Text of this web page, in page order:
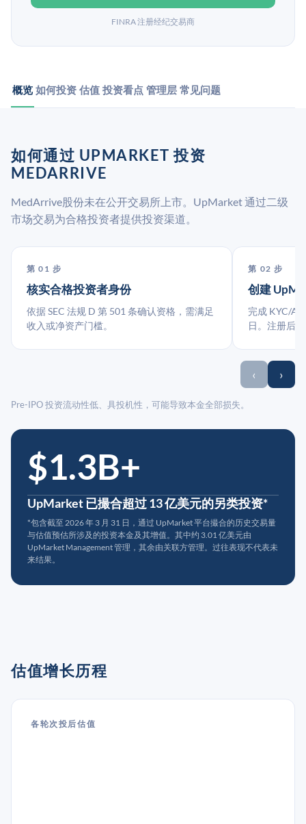
FINRA 注册经纪交易商
概览 如何投资 估值 投资看点 管理层 常见问题
如何通过 UPMARKET 投资
MEDARRIVE
MedArrive股份未在公开交易所上市。UpMarket 通过二级
市场交易为合格投资者提供投资渠道。
第 01 步
核实合格投资者身份
依据 SEC 法规 D 第 501 条确认资格，需满足
收入或净资产门槛。
第 02 步
创建
完成 KYC/
日。注册后
‹ ›
Pre-IPO 投资流动性低、具投机性，可能导致本金全部损失。
$1.3B+
UpMarket 已撮合超过 13 亿美元的另类投资*
*包含截至 2026 年 3 月 31 日，通过 UpMarket 平台撮合的历史交易量
与估值预估所涉及的投资本金及其增值。其中约 3.01 亿美元由
UpMarket Management 管理，其余由关联方管理。过往表现不代表未
来结果。
估值增长历程
各轮次投后估值